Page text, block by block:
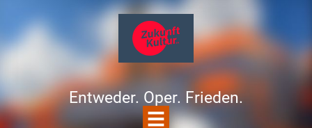
Entweder. Oper. Frieden.